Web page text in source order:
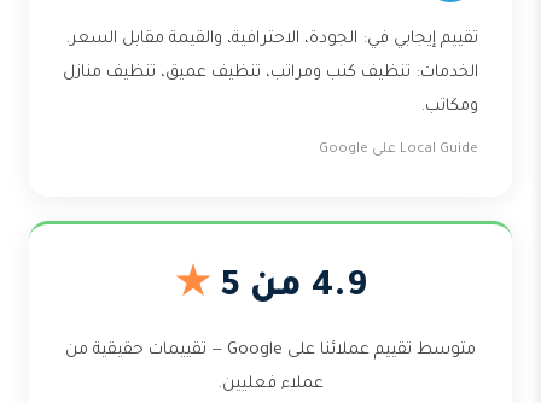
تقييم إيجابي في: الجودة، الاحترافية، والقيمة مقابل السعر.
الخدمات: تنظيف كنب ومراتب، تنظيف عميق، تنظيف منازل
ومكاتب.
Local Guide على Google
4.9 من 5 ★
متوسط تقييم عملائنا على Google — تقييمات حقيقية من
عملاء فعليين.